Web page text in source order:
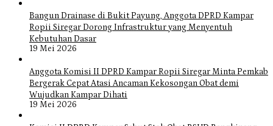
Bangun Drainase di Bukit Payung, Anggota DPRD Kampar
Ropii Siregar Dorong Infrastruktur yang Menyentuh
Kebutuhan Dasar
19 Mei 2026
Anggota Komisi II DPRD Kampar Ropii Siregar Minta Pemkab
Bergerak Cepat Atasi Ancaman Kekosongan Obat demi
Wujudkan Kampar Dihati
19 Mei 2026